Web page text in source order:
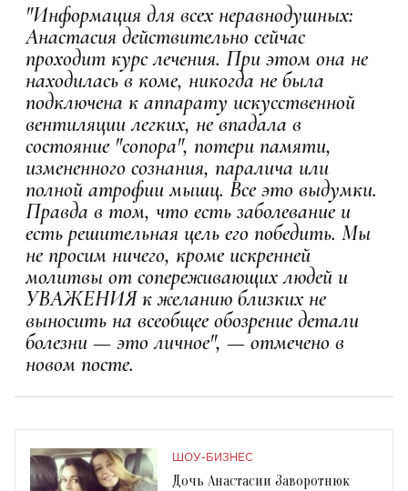
"Информация для всех неравнодушных:
Анастасия действительно сейчас
проходит курс лечения. При этом она не
находилась в коме, никогда не была
подключена к аппарату искусственной
вентиляции легких, не впадала в
состояние "сопора", потери памяти,
измененного сознания, паралича или
полной атрофии мышц. Все это выдумки.
Правда в том, что есть заболевание и
есть решительная цель его победить. Мы
не просим ничего, кроме искренней
молитвы от сопереживающих людей и
УВАЖЕНИЯ к желанию близких не
выносить на всеобщее обозрение детали
болезни — это личное", — отмечено в
новом посте.
ШОУ-БИЗНЕС
Дочь Анастасии Заворотнюк